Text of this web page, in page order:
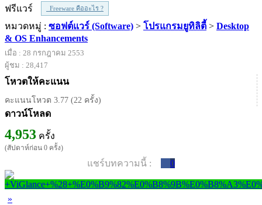
ฟรีแวร์
Freeware คืออะไร ?
หมวดหมู่ : ซอฟต์แวร์ (Software) > โปรแกรมยูทิลิตี้ > Desktop
& OS Enhancements
เมื่อ : 28 กรกฎาคม 2553
ผู้ชม : 28,417
โหวตให้คะแนน
คะแนนโหวต 3.77 (22 ครั้ง)
ดาวน์โหลด
4,953 ครั้ง
(สัปดาห์ก่อน 0 ครั้ง)
แชร์บทความนี้ : 0
»